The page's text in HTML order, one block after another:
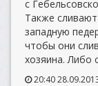
с
Также
западную
чтобы они
хозяина. Либо
20:40